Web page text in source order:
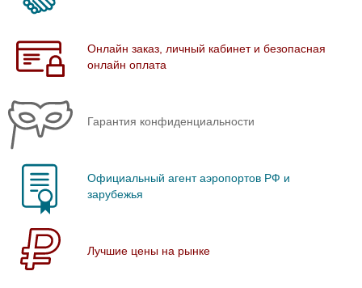
Онлайн заказ, личный кабинет и безопасная
онлайн оплата
Гарантия конфиденциальности
Официальный агент аэропортов РФ и
зарубежья
Лучшие цены на рынке